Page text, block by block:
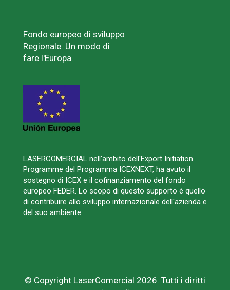
Fondo europeo di sviluppo
Regionale. Un modo di
fare l'Europa.
LASERCOMERCIAL nell'ambito dell'Export Initiation
Programme del Programma ICEXNEXT, ha avuto il
sostegno di ICEX e il cofinanziamento del fondo
europeo FEDER. Lo scopo di questo supporto è quello
di contribuire allo sviluppo internazionale dell'azienda e
del suo ambiente.
© Copyright LaserComercial 2026. Tutti i diritti